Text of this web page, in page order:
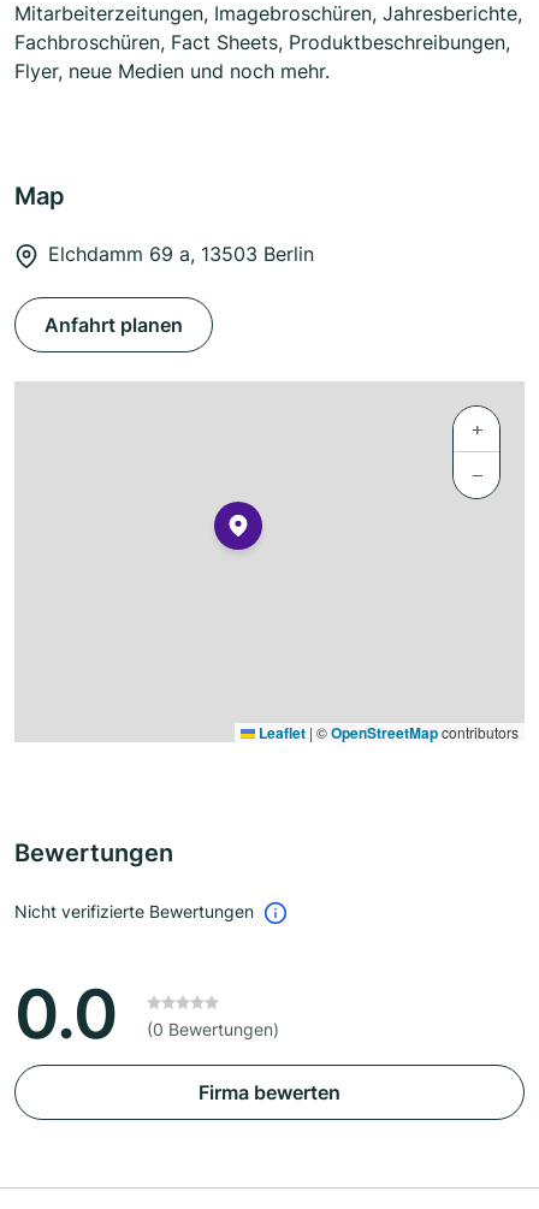
Mitarbeiterzeitungen, Imagebroschüren, Jahresberichte,
Fachbroschüren, Fact Sheets, Produktbeschreibungen,
Flyer, neue Medien und noch mehr.
Map
Elchdamm 69 a, 13503 Berlin
Anfahrt planen
+
−
Leaflet | ©OpenStreetMapcontributors
Bewertungen
Nicht verifizierte Bewertungen
0.0 (0 Bewertungen)
Firma bewerten